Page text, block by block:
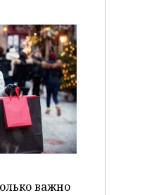
важно